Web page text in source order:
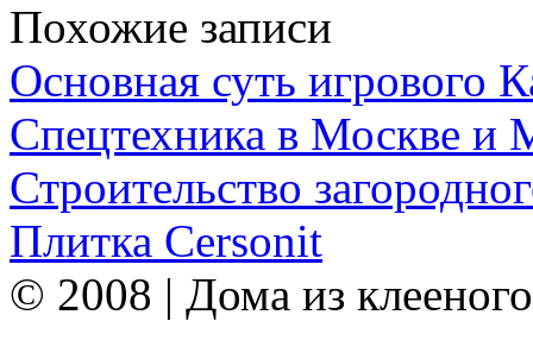
Похожие записи
Основная суть игрового
Спецтехника в Москве и
Строительство
Плитка Cersonit
© 2008 | Дома из